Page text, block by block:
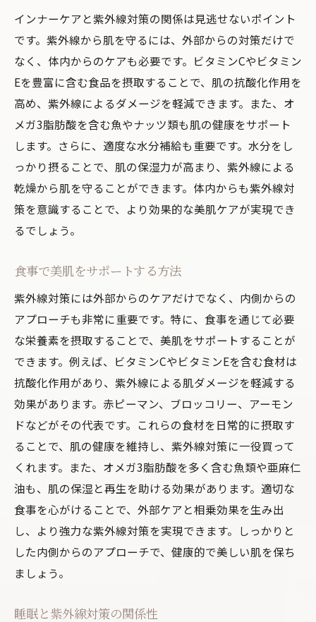
インナーケアと紫外線対策の関係は見逃せないポイント
です。紫外線から肌を守るには、外部からの対策だけで
なく、体内からのケアも必要です。ビタミンCやビタミン
Eを豊富に含む食品を摂取することで、肌の抗酸化作用を
高め、紫外線によるダメージを軽減できます。また、オ
メガ3脂肪酸を含む魚やナッツ類も肌の健康をサポート
します。さらに、適度な水分補給も重要です。水分をし
っかり摂ることで、肌の保湿力が高まり、紫外線による
乾燥から肌を守ることができます。体内からも紫外線対
策を意識することで、より効果的な美肌ケアが実現でき
るでしょう。
食事で美肌をサポートする方法
紫外線対策には外部からのケアだけでなく、内側からの
アプローチも非常に重要です。特に、食事を通じて必要
な栄養素を摂取することで、美肌をサポートすることが
できます。例えば、ビタミンCやビタミンEを含む食材は
抗酸化作用があり、紫外線による肌ダメージを軽減する
効果があります。赤ピーマン、ブロッコリー、アーモン
ドなどがその代表です。これらの食材を日常的に摂取す
ることで、肌の健康を維持し、紫外線対策に一役買って
くれます。また、オメガ3脂肪酸を多く含む魚類や亜麻仁
油も、肌の保湿と再生を助ける効果があります。適切な
食事を心がけることで、外部ケアと相乗効果を生み出
し、より強力な紫外線対策を実現できます。しっかりと
した内側からのアプローチで、健康的で美しい肌を保ち
ましょう。
睡眠と紫外線対策の関係性